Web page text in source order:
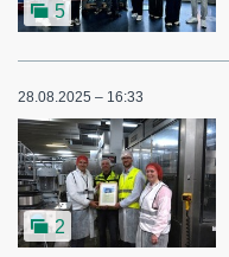
5
28.08.2025 – 16:33
2